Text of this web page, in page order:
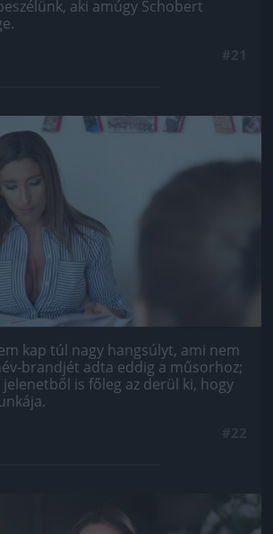
aki amúgy Schobert
Jön még kép!
kap túl nagy hangsúlyt, ami nem
brandjét adta eddig a műsorhoz;
is főleg az derül ki, hogy
Jön még kép!